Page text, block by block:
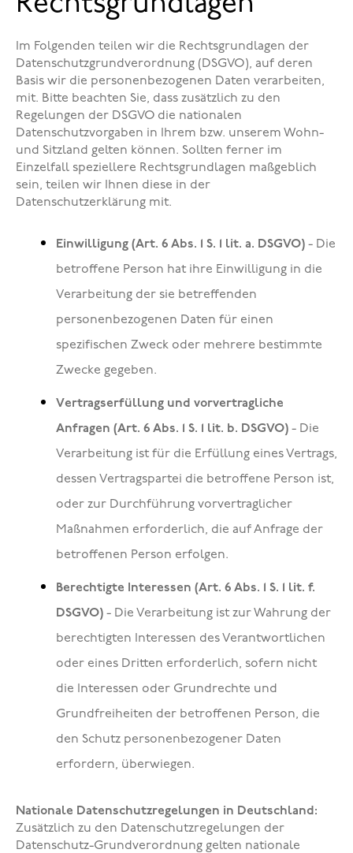
Im Folgenden teilen wir die Rechtsgrundlagen der
Datenschutzgrundverordnung (DSGVO), auf deren
Basis wir die personenbezogenen Daten verarbeiten,
mit. Bitte beachten Sie, dass zusätzlich zu den
Regelungen der DSGVO die nationalen
Datenschutzvorgaben in Ihrem bzw. unserem Wohn-
und Sitzland gelten können. Sollten ferner im
Einzelfall speziellere Rechtsgrundlagen maßgeblich
sein, teilen wir Ihnen diese in der
Datenschutzerklärung mit.
Einwilligung (Art. 6 Abs. 1 S. 1 lit. a. DSGVO) - Die
betroffene Person hat ihre Einwilligung in die
Verarbeitung der sie betreffenden
personenbezogenen Daten für einen
spezifischen Zweck oder mehrere bestimmte
Zwecke gegeben.
Vertragserfüllung und vorvertragliche
Anfragen (Art. 6 Abs. 1 S. 1 lit. b. DSGVO) - Die
Verarbeitung ist für die Erfüllung eines Vertrags,
dessen Vertragspartei die betroffene Person ist,
oder zur Durchführung vorvertraglicher
Maßnahmen erforderlich, die auf Anfrage der
betroffenen Person erfolgen.
Berechtigte Interessen (Art. 6 Abs. 1 S. 1 lit. f.
DSGVO) - Die Verarbeitung ist zur Wahrung der
berechtigten Interessen des Verantwortlichen
oder eines Dritten erforderlich, sofern nicht
die Interessen oder Grundrechte und
Grundfreiheiten der betroffenen Person, die
den Schutz personenbezogener Daten
erfordern, überwiegen.
Nationale Datenschutzregelungen in Deutschland:
Zusätzlich zu den Datenschutzregelungen der
Datenschutz-Grundverordnung gelten nationale